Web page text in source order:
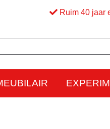
Ruim 40 jaar